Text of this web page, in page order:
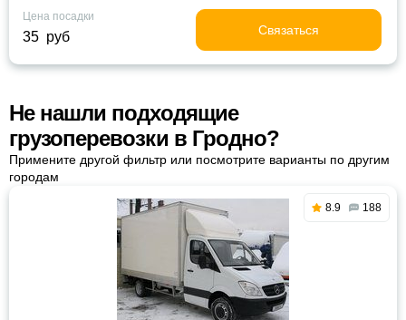
Цена посадки
35 руб Связаться
Не нашли подходящие
грузоперевозки в Гродно?
Примените другой фильтр или посмотрите варианты по другим
городам
8.9 188